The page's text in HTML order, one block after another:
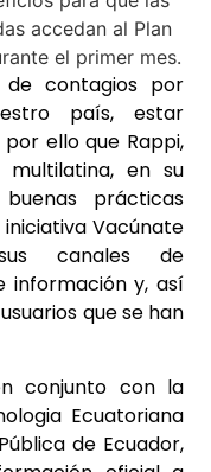
contagios por
país, estar
ello que Rappi,
en su
prácticas
Vacúnate
canales de
información y, así
que se han
conjunto con la
Ecuatoriana
de Ecuador,